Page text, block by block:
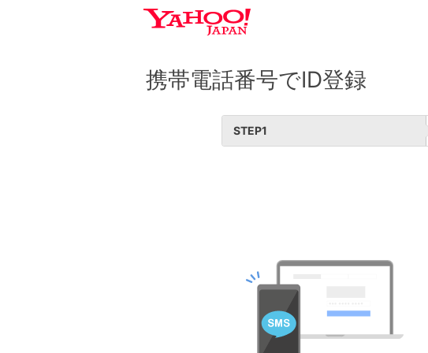
携帯電話番号でID登録
STEP1